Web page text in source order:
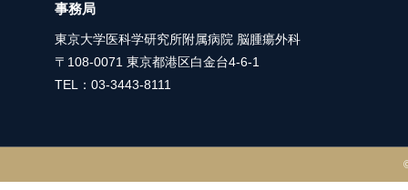
事務局
東京大学医科学研究所附属病院 脳腫瘍外科
〒108-0071 東京都港区白金台4-6-1
TEL：03-3443-8111